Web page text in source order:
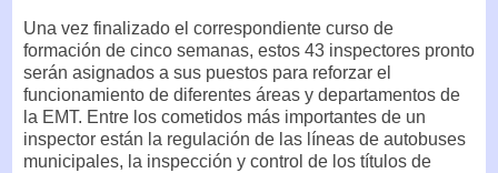
Una vez finalizado el correspondiente curso de
formación de cinco semanas, estos 43 inspectores pronto
serán asignados a sus puestos para reforzar el
funcionamiento de diferentes áreas y departamentos de
la EMT. Entre los cometidos más importantes de un
inspector están la regulación de las líneas de autobuses
municipales, la inspección y control de los títulos de